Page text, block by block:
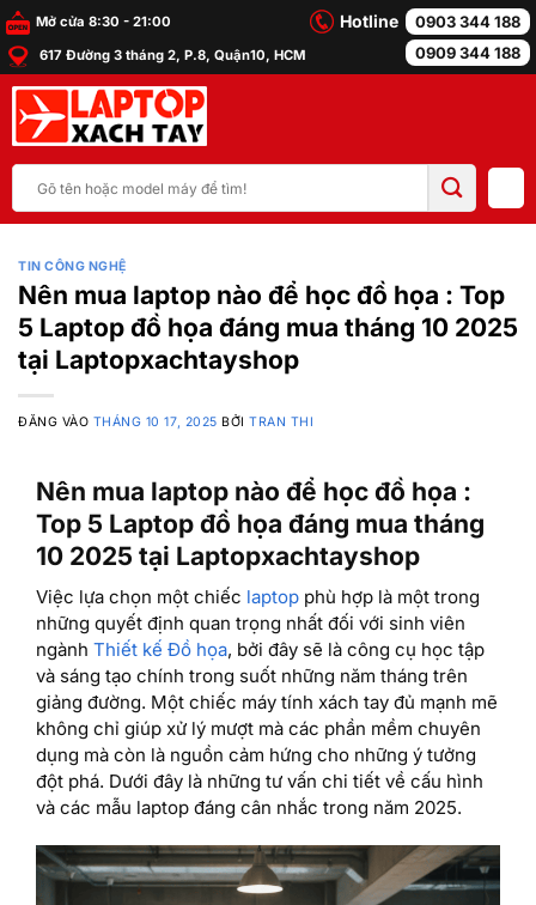
Bỏ
qua
nội
dung
Mở cửa 8:30 - 21:00
617 Đường 3 tháng 2, P.8, Quận10, HCM
Hotline
0903 344 188
0909 344 188
kiếm:
TIN CÔNG NGHỆ
Nên mua laptop nào để học đồ họa : Top
5 Laptop đồ họa đáng mua tháng 10 2025
tại Laptopxachtayshop
ĐĂNG VÀO THÁNG 10 17, 2025 BỞITRAN THI
Nên mua laptop nào để học đồ họa :
Top 5 Laptop đồ họa đáng mua tháng
10 2025 tại Laptopxachtayshop
Việc lựa chọn một chiếc laptop phù hợp là một trong
những quyết định quan trọng nhất đối với sinh viên
ngành Thiết kế Đồ họa, bởi đây sẽ là công cụ học tập
và sáng tạo chính trong suốt những năm tháng trên
giảng đường. Một chiếc máy tính xách tay đủ mạnh mẽ
không chỉ giúp xử lý mượt mà các phần mềm chuyên
dụng mà còn là nguồn cảm hứng cho những ý tưởng
đột phá. Dưới đây là những tư vấn chi tiết về cấu hình
và các mẫu laptop đáng cân nhắc trong năm 2025.